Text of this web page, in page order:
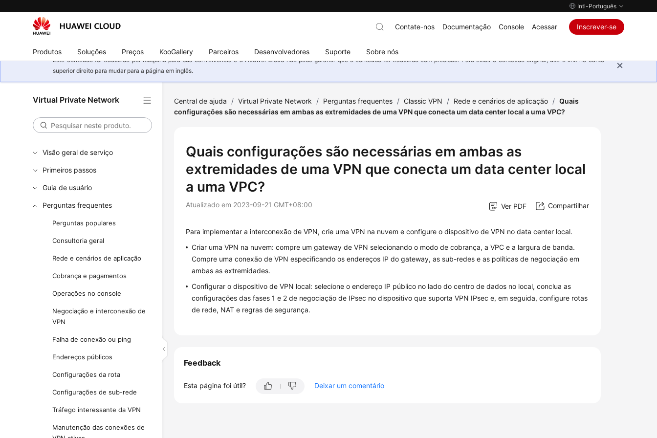
Intl-Português
Produtos Soluções Preços KooGallery Parceiros Desenvolvedores Suporte Sobre nós
Contate-nos Documentação Console Acessar Inscrever-se
Este conteúdo foi traduzido por máquina para sua conveniência e a Huawei Cloud não pode garantir que o conteúdo foi traduzido com precisão. Para exibir o conteúdo original, use o link no canto
superior direito para mudar para a página em inglês.
Virtual Private Network
Visão geral de serviço
Primeiros passos
Guia de usuário
Perguntas frequentes
Perguntas populares
Consultoria geral
Rede e cenários de aplicação
Cobrança e pagamentos
Operações no console
Negociação e interconexão de
VPN
Falha de conexão ou ping
Endereços públicos
Configurações da rota
Configurações de sub-rede
Tráfego interessante da VPN
Manutenção das conexões de
Central de ajuda / Virtual Private Network / Perguntas frequentes / Classic VPN / Rede e cenários de aplicação / Quais
configurações são necessárias em ambas as extremidades de uma VPN que conecta um data center local a uma VPC?
Quais configurações são necessárias em ambas as
extremidades de uma VPN que conecta um data center local
a uma VPC?
Atualizado em 2023-09-21 GMT+08:00 Ver PDF Compartilhar
Para implementar a interconexão de VPN, crie uma VPN na nuvem e configure o dispositivo de VPN no data center local.
Criar uma VPN na nuvem: compre um gateway de VPN selecionando o modo de cobrança, a VPC e a largura de banda.
Compre uma conexão de VPN especificando os endereços IP do gateway, as sub-redes e as políticas de negociação em
ambas as extremidades.
Configurar o dispositivo de VPN local: selecione o endereço IP público no lado do centro de dados no local, conclua as
configurações das fases 1 e 2 de negociação de IPsec no dispositivo que suporta VPN IPsec e, em seguida, configure rotas
de rede, NAT e regras de segurança.
Feedback
Esta página foi útil? Deixar um comentário